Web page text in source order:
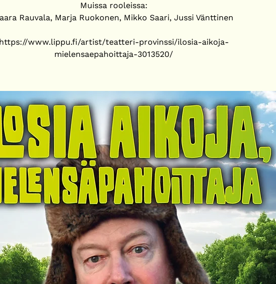
Muissa rooleissa:
Rauvala, Marja Ruokonen, Mikko Saari, Jussi Vänttinen
www.lippu.fi/artist/teatteri-provinssi/ilosia-aikoja-